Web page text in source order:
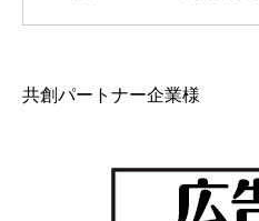
共創パートナー企業様